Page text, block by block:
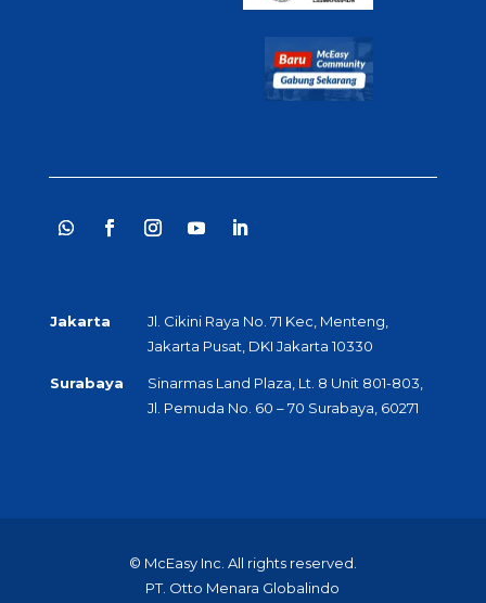
Jakarta
Jl. Cikini Raya No. 71 Kec, Menteng,
Jakarta Pusat, DKI Jakarta 10330
Surabaya
Sinarmas Land Plaza, Lt. 8 Unit 801-803,
Jl. Pemuda No. 60 – 70 Surabaya, 60271
© McEasy Inc. All rights reserved.
PT. Otto Menara Globalindo